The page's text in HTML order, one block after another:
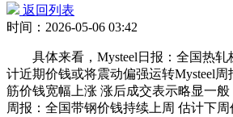
返回列表
时间：2026-05-06 03:42
具体来看，Mysteel日报：全国热轧
计近期价钱或将震动偏强运转Mysteel
筋价钱宽幅上涨 涨后成交表示略显一般
周报：全国带钢价钱持续上周 估计下